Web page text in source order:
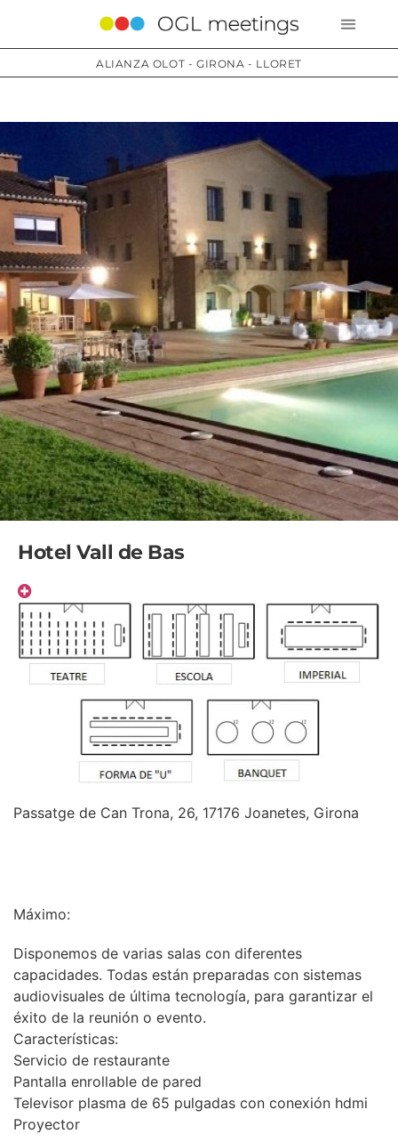
ALIANZA OLOT - GIRONA - LLORET
Hotel Vall de Bas
Passatge de Can Trona, 26, 17176 Joanetes, Girona
Máximo:
Disponemos de varias salas con diferentes
capacidades. Todas están preparadas con sistemas
audiovisuales de última tecnología, para garantizar el
éxito de la reunión o evento.
Características:
Servicio de restaurante
Pantalla enrollable de pared
Televisor plasma de 65 pulgadas con conexión hdmi
Proyector